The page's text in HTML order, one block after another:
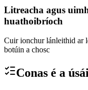
Litreacha agus
huathoibríoch
Cuir ionchur lánleithid ar
botúin a chosc
Conas é a